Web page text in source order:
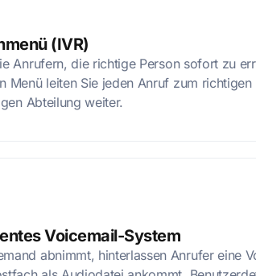
(IVR)
Anrufern, die richtige Person sofort zu
Menü leiten Sie jeden Anruf zum
Abteilung weiter.
Voicemail-System
abnimmt, hinterlassen Anrufer eine